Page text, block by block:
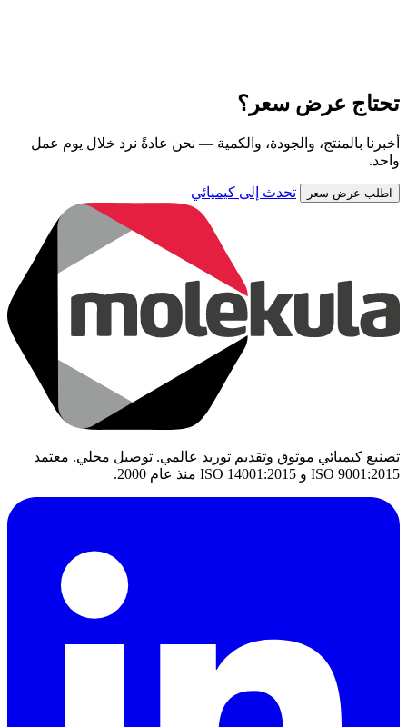
تحتاج عرض سعر؟
أخبرنا بالمنتج، والجودة، والكمية — نحن عادةً نرد خلال يوم عمل
واحد.
اطلب عرض سعر تحدث إلى كيميائي
تصنيع كيميائي موثوق وتقديم توريد عالمي. توصيل محلي. معتمد
ISO 9001:2015 و ISO 14001:2015 منذ عام 2000.